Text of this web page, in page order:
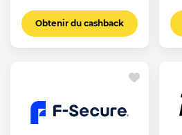
Obtenir du cashback